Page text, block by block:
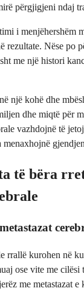
përgjigjeni ndaj
i menjëhershëm
rezultate. Nëse po
me një histori
një kohë dhe
dhe miqtë për
vazhdojnë të
menaxhojnë
të bëra
rrallë kurohen në
ose vite me cilësi
me metastazat e